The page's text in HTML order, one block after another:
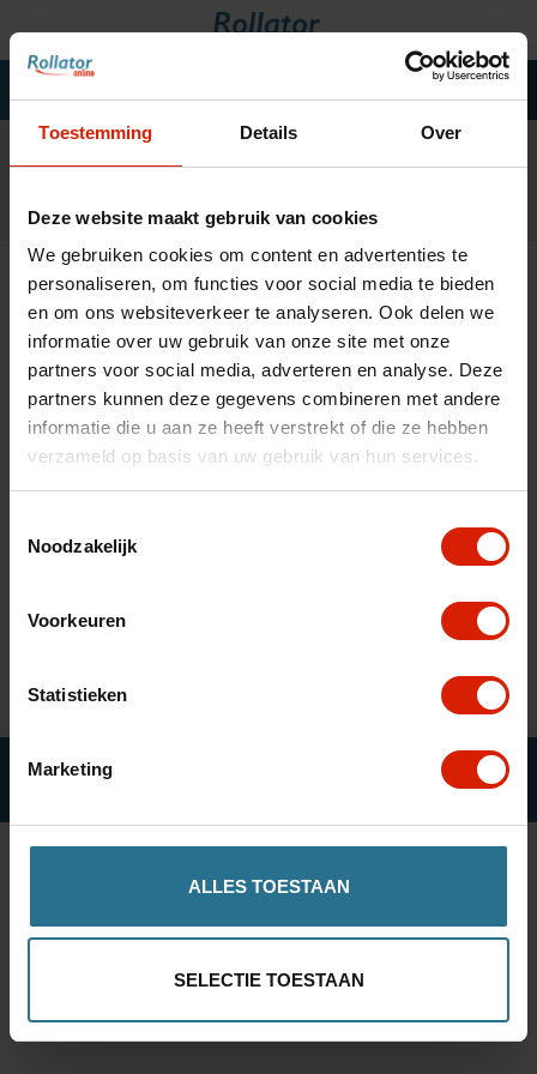
Toestemming Details Over
Deze website maakt gebruik van cookies
We gebruiken cookies om content en advertenties te
personaliseren, om functies voor social media te bieden
en om ons websiteverkeer te analyseren. Ook delen we
informatie over uw gebruik van onze site met onze
partners voor social media, adverteren en analyse. Deze
partners kunnen deze gegevens combineren met andere
informatie die u aan ze heeft verstrekt of die ze hebben
verzameld op basis van uw gebruik van hun services.
Noodzakelijk
Voorkeuren
Statistieken
Marketing
ALLES TOESTAAN
SELECTIE TOESTAAN
Rollators
Scooters
Cannes
Chariots de courses
Aide de salle de bain
Accessoires
Pièces de rechange
nl
es
Accueil » Marques
Filtrage
Trier par:
Aucun produit n'a été trouvé...